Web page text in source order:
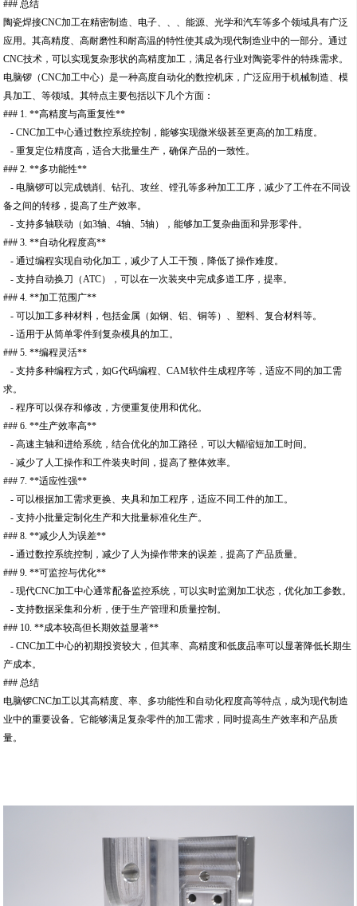
### 总结
陶瓷焊接CNC加工在精密制造、电子、、、能源、光学和汽车等多个领域具有广泛
应用。其高精度、高耐磨性和耐高温的特性使其成为现代制造业中的一部分。通过
CNC技术，可以实现复杂形状的高精度加工，满足各行业对陶瓷零件的特殊需求。
电脑锣（CNC加工中心）是一种高度自动化的数控机床，广泛应用于机械制造、模
具加工、等领域。其特点主要包括以下几个方面：
### 1. **高精度与高重复性**
- CNC加工中心通过数控系统控制，能够实现微米级甚至更高的加工精度。
- 重复定位精度高，适合大批量生产，确保产品的一致性。
### 2. **多功能性**
- 电脑锣可以完成铣削、钻孔、攻丝、镗孔等多种加工工序，减少了工件在不同设
备之间的转移，提高了生产效率。
- 支持多轴联动（如3轴、4轴、5轴），能够加工复杂曲面和异形零件。
### 3. **自动化程度高**
- 通过编程实现自动化加工，减少了人工干预，降低了操作难度。
- 支持自动换刀（ATC），可以在一次装夹中完成多道工序，提率。
### 4. **加工范围广**
- 可以加工多种材料，包括金属（如钢、铝、铜等）、塑料、复合材料等。
- 适用于从简单零件到复杂模具的加工。
### 5. **编程灵活**
- 支持多种编程方式，如G代码编程、CAM软件生成程序等，适应不同的加工需
求。
- 程序可以保存和修改，方便重复使用和优化。
### 6. **生产效率高**
- 高速主轴和进给系统，结合优化的加工路径，可以大幅缩短加工时间。
- 减少了人工操作和工件装夹时间，提高了整体效率。
### 7. **适应性强**
- 可以根据加工需求更换、夹具和加工程序，适应不同工件的加工。
- 支持小批量定制化生产和大批量标准化生产。
### 8. **减少人为误差**
- 通过数控系统控制，减少了人为操作带来的误差，提高了产品质量。
### 9. **可监控与优化**
- 现代CNC加工中心通常配备监控系统，可以实时监测加工状态，优化加工参数。
- 支持数据采集和分析，便于生产管理和质量控制。
### 10. **成本较高但长期效益显著**
- CNC加工中心的初期投资较大，但其率、高精度和低废品率可以显著降低长期生
产成本。
### 总结
电脑锣CNC加工以其高精度、率、多功能性和自动化程度高等特点，成为现代制造
业中的重要设备。它能够满足复杂零件的加工需求，同时提高生产效率和产品质
量。